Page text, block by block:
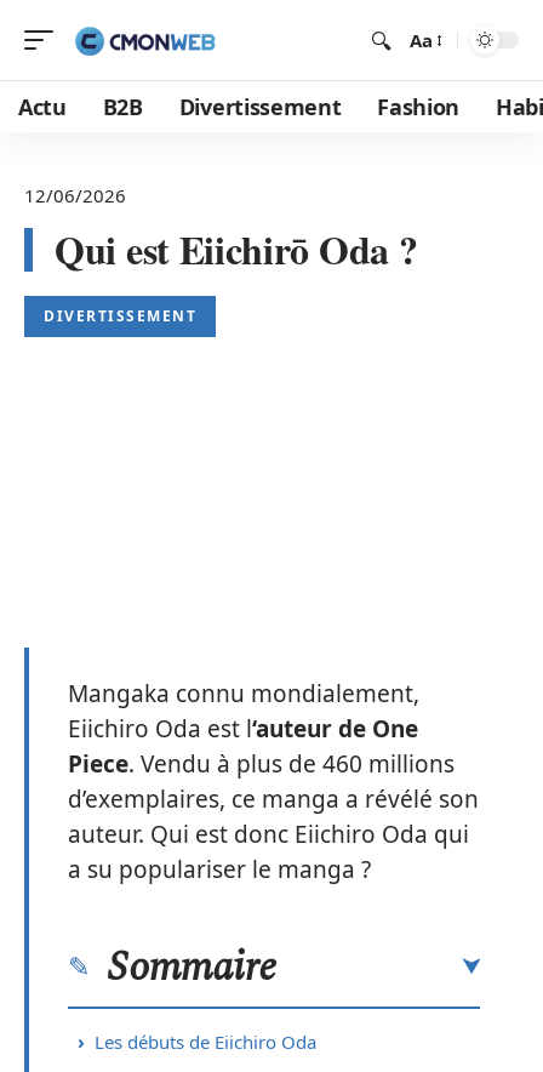
Aa
Actu B2B Divertissement Fashion
12/06/2026
Qui est Eiichirō Oda ?
DIVERTISSEMENT
Mangaka connu mondialement,
Eiichiro Oda est l‘auteur de One
Piece. Vendu à plus de 460 millions
d’exemplaires, ce manga a révélé son
auteur. Qui est donc Eiichiro Oda qui
a su populariser le manga ?
Sommaire
Les débuts de Eiichiro Oda